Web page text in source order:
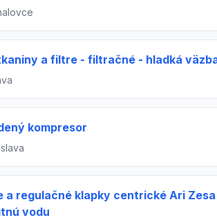
a filtre - filtračné - hladká
kompresor
a regulačné klapky centrické Ari
vodu